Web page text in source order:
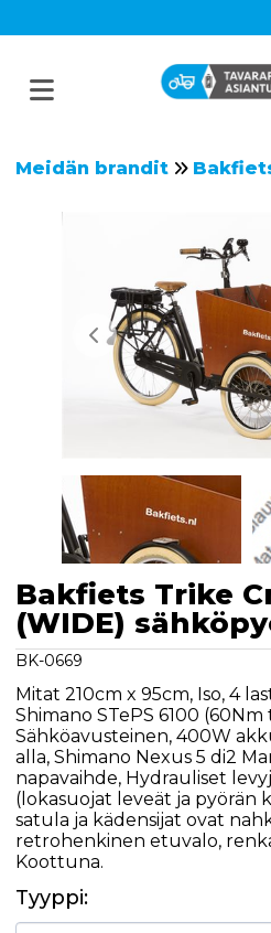
Meidän brandit
Bakfiets Trike
(WIDE)
BK-0669
Mitat 210cm x 95cm, Iso, 4
Shimano STePS 6100
Sähköavusteinen, 400W
alla, Shimano Nexus 5 di2
napavaihde, Hydrauliset
(lokasuojat leveät ja pyörän
satula ja kädensijat ovat
retrohenkinen etuvalo,
Koottuna.
Tyyppi: